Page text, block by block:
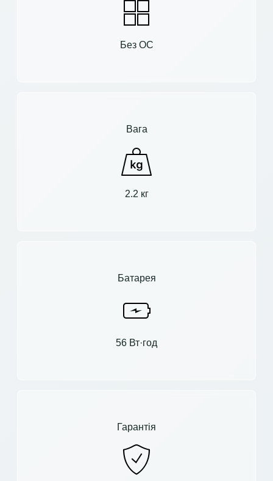
Без ОС
Вага
2.2 кг
Батарея
56 Вт·год
Гарантія